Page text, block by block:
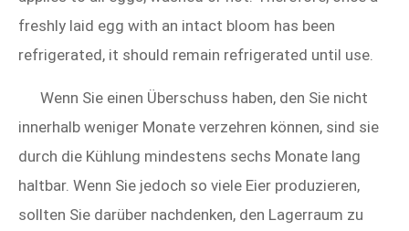
freshly laid egg with an intact bloom has been
refrigerated, it should remain refrigerated until use.
Wenn Sie einen Überschuss haben, den Sie nicht
innerhalb weniger Monate verzehren können, sind sie
durch die Kühlung mindestens sechs Monate lang
haltbar. Wenn Sie jedoch so viele Eier produzieren,
sollten Sie darüber nachdenken, den Lagerraum zu